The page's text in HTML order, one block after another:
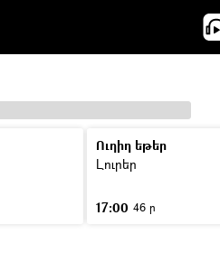
Ուղիղ եթեր
Լուրեր
17:00 46 ր